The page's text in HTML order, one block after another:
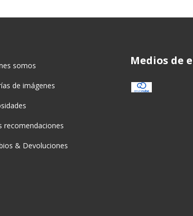
somos
de imágenes
recomendaciones
& Devoluciones
Medios de